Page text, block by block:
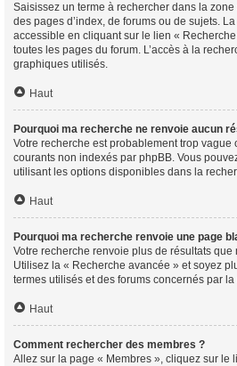
Saisissez un terme à rechercher dans la
des pages d’index, de forums ou de sujets.
accessible en cliquant sur le lien «
toutes les pages du forum. L’accès à la
graphiques utilisés.
Haut
Pourquoi ma recherche ne renvoie aucun
Votre recherche est probablement trop
courants non indexés par phpBB. Vous
utilisant les options disponibles dans la
Haut
Pourquoi ma recherche renvoie une page
Votre recherche renvoie plus de résultats
Utilisez la « Recherche avancée » et soyez
termes utilisés et des forums concernés par
Haut
Comment rechercher des membres ?
Allez sur la page « Membres », cliquez sur le